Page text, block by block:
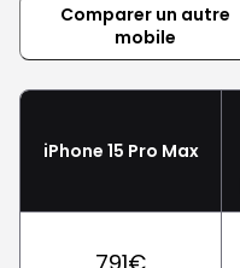
Comparer un autre
mobile
iPhone 15 Pro Max